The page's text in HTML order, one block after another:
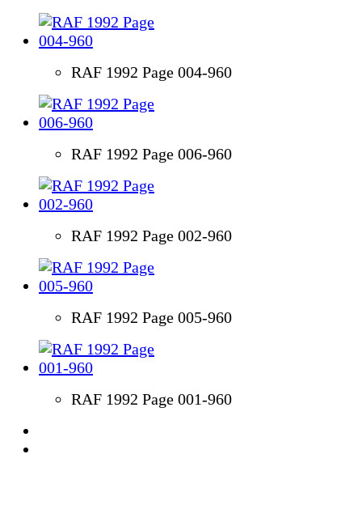
RAF 1992 Page 004-960
RAF 1992 Page 006-960
RAF 1992 Page 002-960
RAF 1992 Page 005-960
RAF 1992 Page 001-960